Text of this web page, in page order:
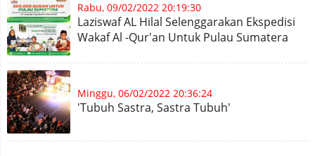
Rabu, 09/02/2022 20:19:30
Laziswaf AL Hilal Selenggarakan Ekspedisi
Wakaf Al -Qur'an Untuk Pulau Sumatera
Minggu, 06/02/2022 20:36:24
'Tubuh Sastra, Sastra Tubuh'